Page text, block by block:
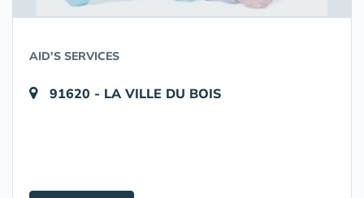
AID'S SERVICES
91620 - LA VILLE DU BOIS